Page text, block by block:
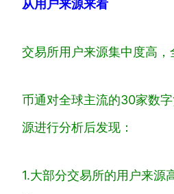
从用户来源来看
交易所用户来源集中度高，
币通对全球主流的30家数
源进行分析后发现：
1.大部分交易所的用户来源